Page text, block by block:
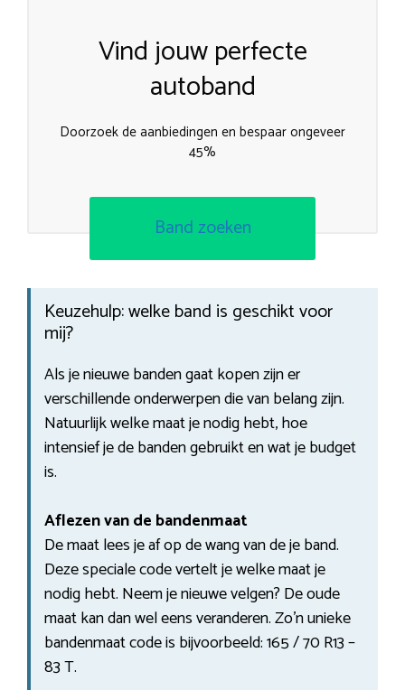
Vind jouw perfecte
autoband
Doorzoek de aanbiedingen en bespaar ongeveer
45%
Band zoeken
Keuzehulp: welke band is geschikt voor
mij?
Als je nieuwe banden gaat kopen zijn er
verschillende onderwerpen die van belang zijn.
Natuurlijk welke maat je nodig hebt, hoe
intensief je de banden gebruikt en wat je budget
is.
Aflezen van de bandenmaat
De maat lees je af op de wang van de je band.
Deze speciale code vertelt je welke maat je
nodig hebt. Neem je nieuwe velgen? De oude
maat kan dan wel eens veranderen. Zo’n unieke
bandenmaat code is bijvoorbeeld: 165 / 70 R13 –
83 T.